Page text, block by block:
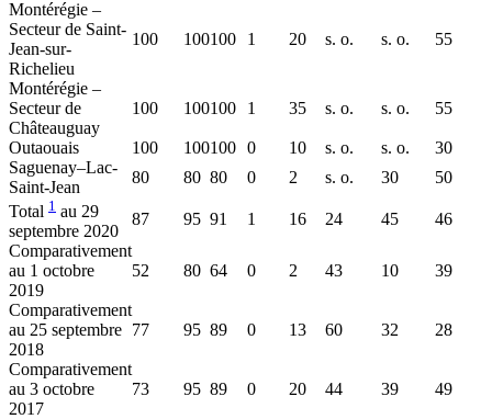
Montérégie –
Secteur de Saint-
Jean-sur-
Richelieu
100 100100 1 20 s. o. s. o. 55
Montérégie –
Secteur de
Châteauguay
100 100100 1 35 s. o. s. o. 55
Outaouais 100 100100 0 10 s. o. s. o.
30
Saguenay–Lac-
Saint-Jean
80 80 80 0 2 s. o. 30
50
Total 1 au 29
septembre 2020
87 95 91 1 16 24 45
46
Comparativement
au 1 octobre
2019
52 80 64 0 2 43 10 39
Comparativement
au 25 septembre
2018
77 95 89 0 13 60 32 28
Comparativement
au 3 octobre
2017
73 95 89 0 20 44 39 49